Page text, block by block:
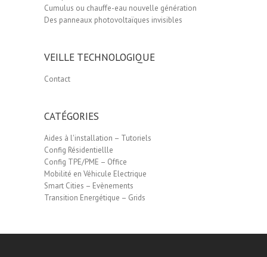
Cumulus ou chauffe-eau nouvelle génération
Des panneaux photovoltaïques invisibles
VEILLE TECHNOLOGIQUE
Contact
CATÉGORIES
Aides à l'installation – Tutoriels
Config Résidentiellle
Config TPE/PME – Office
Mobilité en Véhicule Electrique
Smart Cities – Evènements
Transition Energétique – Grids